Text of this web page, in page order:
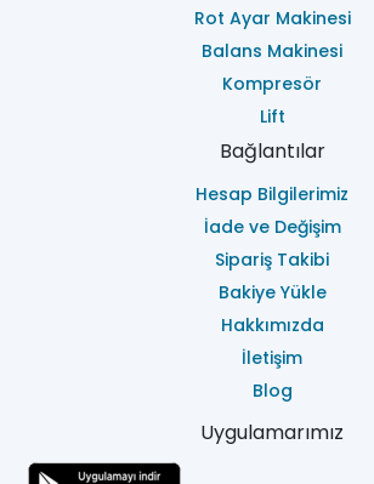
Rot Ayar Makinesi
Balans Makinesi
Kompresör
Lift
Bağlantılar
Hesap Bilgilerimiz
İade ve Değişim
Sipariş Takibi
Bakiye Yükle
Hakkımızda
İletişim
Blog
Uygulamarımız